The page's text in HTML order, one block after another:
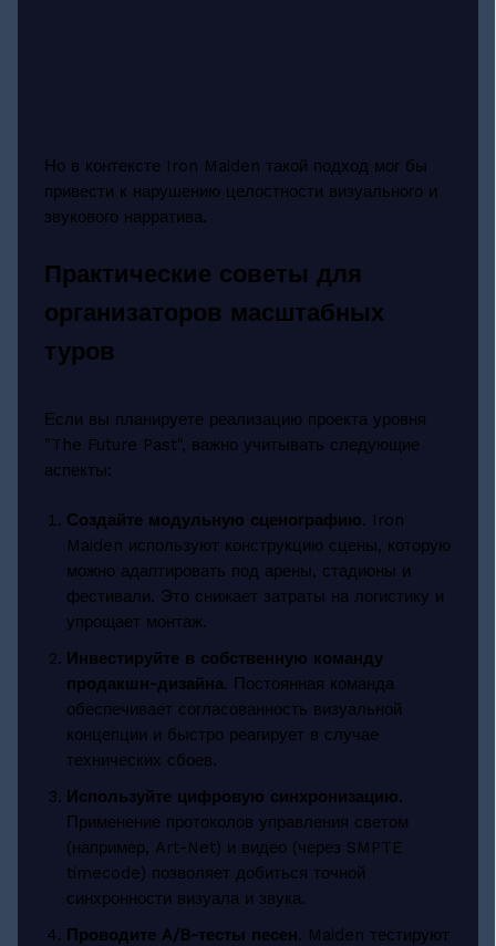
Но в контексте Iron Maiden такой подход мог бы
привести к нарушению целостности визуального и
звукового нарратива.
Практические советы для
организаторов масштабных
туров
Если вы планируете реализацию проекта уровня
"The Future Past", важно учитывать следующие
аспекты:
Создайте модульную сценографию. Iron
Maiden используют конструкцию сцены, которую
можно адаптировать под арены, стадионы и
фестивали. Это снижает затраты на логистику и
упрощает монтаж.
Инвестируйте в собственную команду
продакшн-дизайна. Постоянная команда
обеспечивает согласованность визуальной
концепции и быстро реагирует в случае
технических сбоев.
Используйте цифровую синхронизацию.
Применение протоколов управления светом
(например, Art-Net) и видео (через SMPTE
timecode) позволяет добиться точной
синхронности визуала и звука.
Проводите A/B-тесты песен. Maiden тестируют